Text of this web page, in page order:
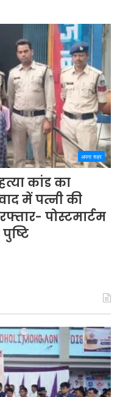
अपना शहर
कांड का
में पत्नी की
पोस्टमार्टम